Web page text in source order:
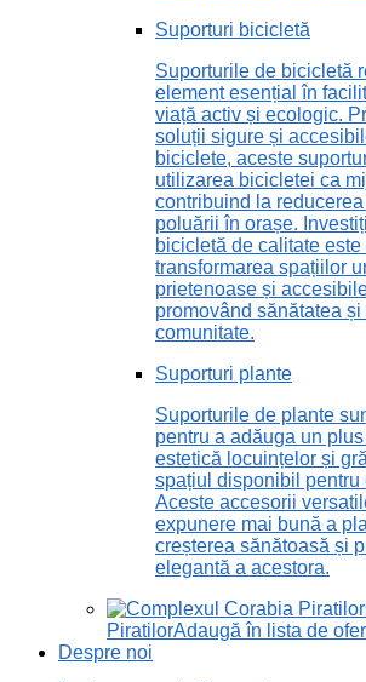
Suporturi bicicletă
Suporturile de bicicletă
element esențial în
viață activ și ecologic.
soluții sigure și
biciclete, aceste
utilizarea bicicletei ca
contribuind la
poluării în orașe.
bicicletă de calitate
transformarea spațiilor
prietenoase și
promovând sănătatea
comunitate.
Suporturi plante
Suporturile de plante
pentru a adăuga un
estetică locuințelor și
spațiul disponibil pentru
Aceste accesorii
expunere mai bună a
creșterea sănătoasă și
elegantă a acestora.
PiratilorAdaugă în lista de
Despre noi